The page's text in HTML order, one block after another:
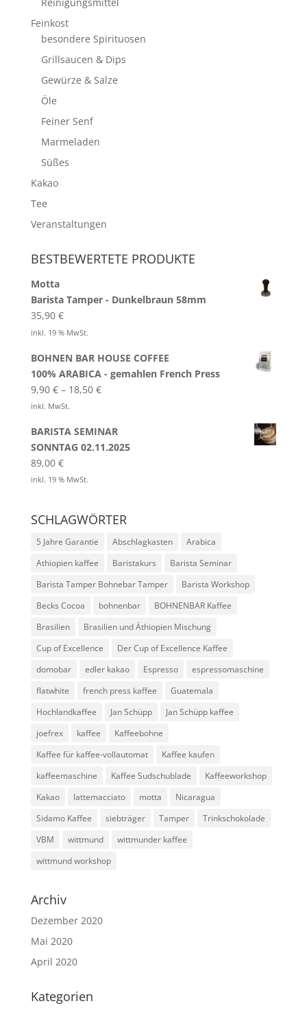
Reinigungsmittel
Feinkost
besondere Spirituosen
Grillsaucen & Dips
Gewürze & Salze
Öle
Feiner Senf
Marmeladen
Süßes
Kakao
Tee
Veranstaltungen
BESTBEWERTETE PRODUKTE
Motta
Barista Tamper - Dunkelbraun 58mm
35,90 €
inkl. 19 % MwSt.
BOHNEN BAR HOUSE COFFEE
100% ARABICA - gemahlen French Press
9,90 €– 18,50 €
inkl. MwSt.
BARISTA SEMINAR
SONNTAG 02.11.2025
89,00 €
inkl. 19 % MwSt.
SCHLAGWÖRTER
5 Jahre Garantie Abschlagkasten
Arabica
Athiopien kaffee
Baristakurs
Barista Seminar
Barista Tamper Bohnebar Tamper
Barista Workshop
Becks Cocoa
bohnenbar
BOHNENBAR Kaffee
Brasilien
Brasilien und Äthiopien Mischung
Cup of Excellence
Der Cup of Excellence Kaffee
domobar
edler kakao Espresso
espressomaschine
flatwhite
french press kaffee
Guatemala
Hochlandkaffee
Jan Schüpp
Jan Schüpp kaffee
joefrex
kaffee
Kaffeebohne
Kaffee für kaffee-vollautomat
Kaffee kaufen
kaffeemaschine
Kaffee Sudschublade
Kaffeeworkshop
Kakao
lattemacciato motta
Nicaragua
Sidamo Kaffee
siebträger Tamper
Trinkschokolade
VBM
wittmund
wittmunder kaffee
wittmund workshop
Archiv
Dezember 2020
Mai 2020
April 2020
Kategorien